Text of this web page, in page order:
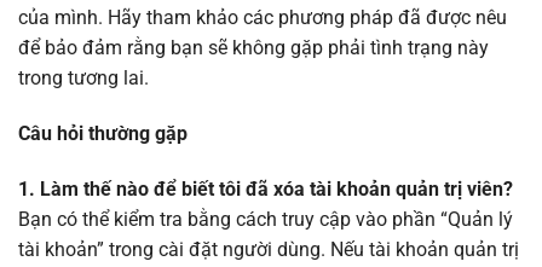
của mình. Hãy tham khảo các phương pháp đã được nêu
để bảo đảm rằng bạn sẽ không gặp phải tình trạng này
trong tương lai.
Câu hỏi thường gặp
1. Làm thế nào để biết tôi đã xóa tài khoản quản trị viên?
Bạn có thể kiểm tra bằng cách truy cập vào phần “Quản lý
tài khoản” trong cài đặt người dùng. Nếu tài khoản quản trị